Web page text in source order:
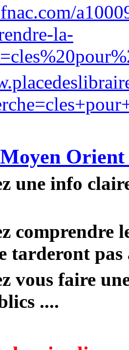
la-
une info
comprendre
tarderont pas
vous faire
....